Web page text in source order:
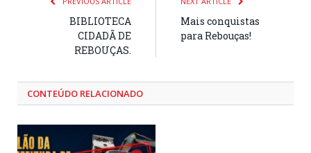
BIBLIOTECA
CIDADÃ DE
REBOUÇAS.
Mais conquistas
para Rebouças!
CONTEÚDO RELACIONADO